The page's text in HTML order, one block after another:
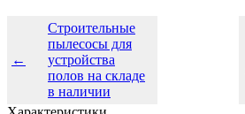
←
Строительные
пылесосы для
устройства
полов на складе
в наличии